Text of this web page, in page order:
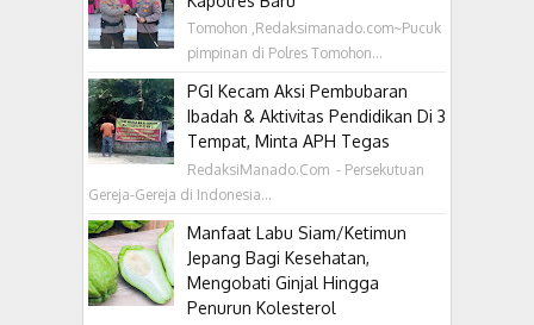
Tomohon ,Redaksimanado.com~Pucuk
pimpinan di Polres Tomohon...
PGI Kecam Aksi Pembubaran
Ibadah & Aktivitas Pendidikan Di 3
Tempat, Minta APH Tegas
RedaksiManado.Com - Persekutuan
Gereja-Gereja di Indonesia...
Manfaat Labu Siam/Ketimun
Jepang Bagi Kesehatan,
Mengobati Ginjal Hingga
Penurun Kolesterol